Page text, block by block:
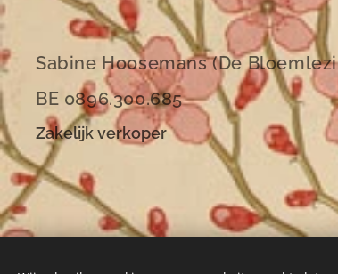
Sabine Hoosemans (De
BE 0896.300.685
Zakelijk verkoper